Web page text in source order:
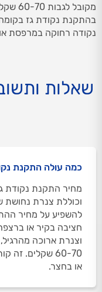
בהתקנת נקודת גז בקומה
נקודה רחוקה במרפסת
שאלות
כמה עולה התקנת
להשפיע על מחיר
חציבה בקיר או
וצנרת ארוכה
60-70 שקלים.
או בחצר.